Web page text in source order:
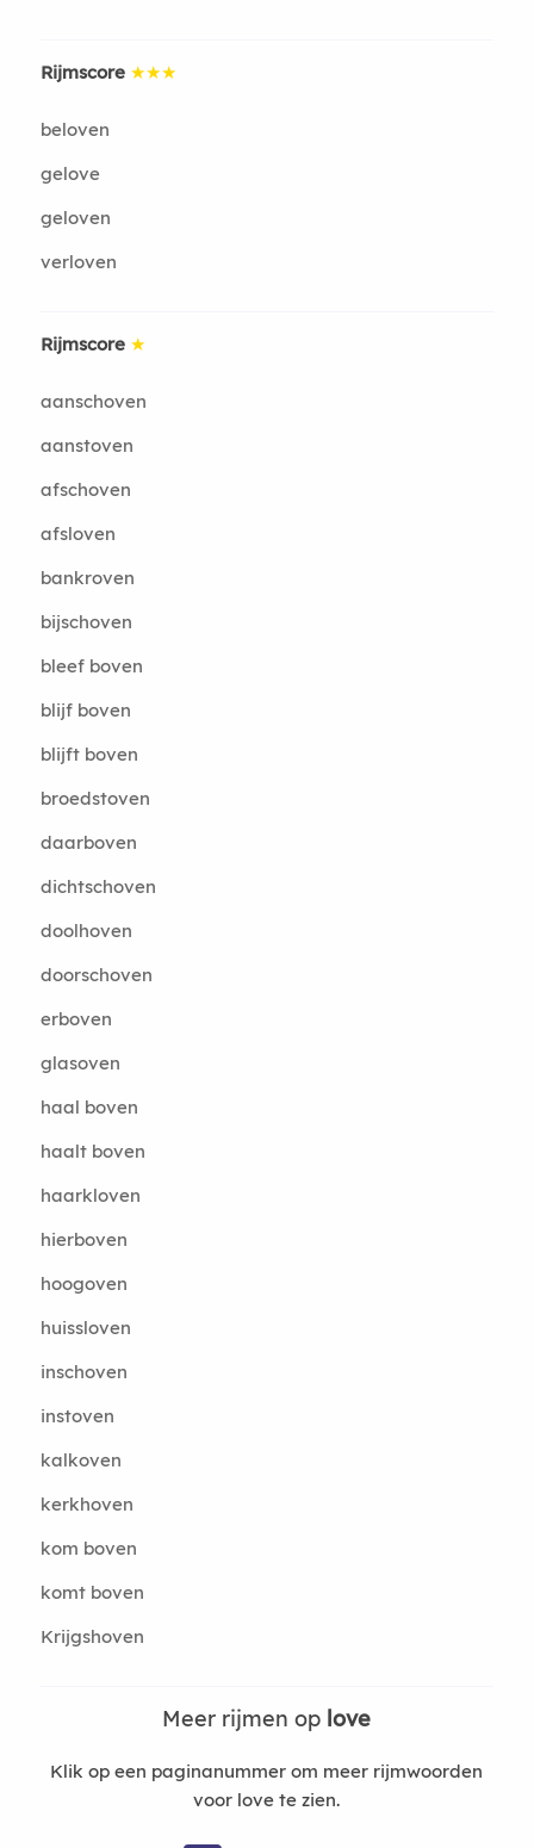
Rijmscore ★★★
beloven
gelove
geloven
verloven
Rijmscore ★
aanschoven
aanstoven
afschoven
afsloven
bankroven
bijschoven
bleef boven
blijf boven
blijft boven
broedstoven
daarboven
dichtschoven
doolhoven
doorschoven
erboven
glasoven
haal boven
haalt boven
haarkloven
hierboven
hoogoven
huissloven
inschoven
instoven
kalkoven
kerkhoven
kom boven
komt boven
Krijgshoven
Meer rijmen op love
Klik op een paginanummer om meer rijmwoorden
voor love te zien.